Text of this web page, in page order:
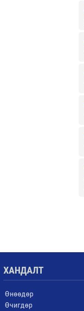
ХАНДАЛТ
Өнөөдөр
Өчигдөр